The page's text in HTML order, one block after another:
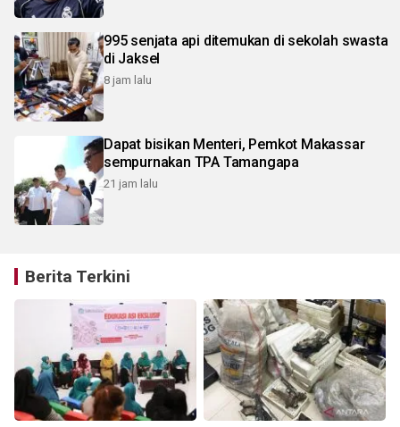
995 senjata api ditemukan di sekolah swasta
di Jaksel
8 jam lalu
Dapat bisikan Menteri, Pemkot Makassar
sempurnakan TPA Tamangapa
21 jam lalu
Berita Terkini